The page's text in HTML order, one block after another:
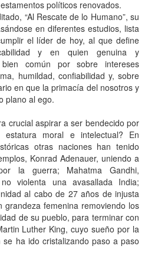
políticos renovados.
“Al Rescate de lo Humano”, su
en diferentes estudios, lista
el líder de hoy, al que define
y en quien genuina y
común por sobre intereses
humildad, confiabilidad y, sobre
en que la primacía del nosotros y
plano al ego.
crucial aspirar a ser bendecido por
moral e intelectual? En
otras naciones han tenido
Konrad Adenauer, uniendo a
la guerra; Mahatma Gandhi,
violenta una avasallada India;
al cabo de 27 años de injusta
grandeza femenina removiendo los
de su pueblo, para terminar con
Luther King, cuyo sueño por la
ha ido cristalizando paso a paso